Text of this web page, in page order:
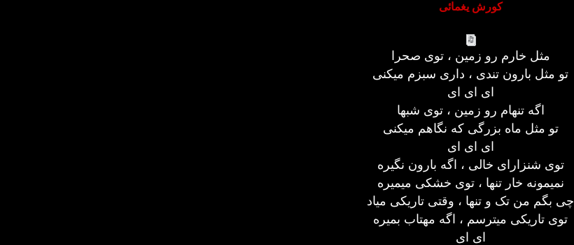
کورش یغمائی
مثل خارم رو زمین ، توی صحرا
تو مثل بارون تندی ، داری سبزم میکنی
ای ای ای
اگه تنهام رو زمین ، توی شبها
تو مثل ماه بزرگی که نگاهم میکنی
ای ای ای
توی شنزارای خالی ، اگه بارون نگیره
نمیمونه خار تنها ، توی خشکی میمیره
چی بگم من تک و تنها ، وقتی تاریکی میاد
توی تاریکی میترسم ، اگه مهتاب بمیره
ای ای